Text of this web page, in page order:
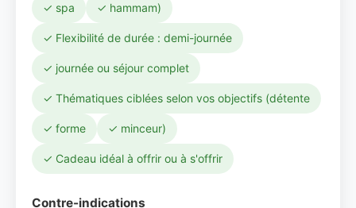
✓ spa ✓ hammam)
✓ Flexibilité de durée : demi-journée
✓ journée ou séjour complet
✓ Thématiques ciblées selon vos objectifs (détente
✓ forme ✓ minceur)
✓ Cadeau idéal à offrir ou à s'offrir
Contre-indications